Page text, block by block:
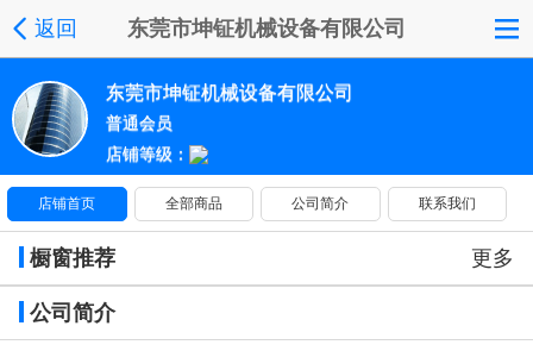
返回 东莞市坤钲机械设备有限公司
东莞市坤钲机械设备有限公司
普通会员
店铺等级：
店铺首页 全部商品 公司简介 联系我们
橱窗推荐 更多
公司简介